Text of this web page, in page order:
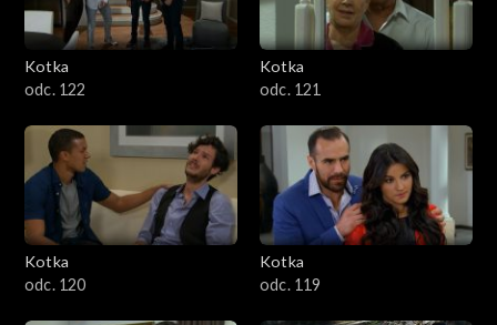
Kotka
odc. 122
Kotka
odc. 121
Kotka
odc. 120
Kotka
odc. 119